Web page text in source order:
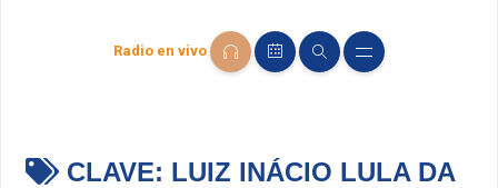
Radio en vivo
CLAVE: LUIZ INÁCIO LULA DA